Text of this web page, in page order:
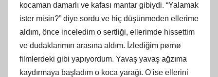
kocaman damarlı ve kafası mantar gibiydi. “Yalamak
ister misin?” diye sordu ve hiç düşünmeden ellerime
aldım, önce inceledim o sertliği, ellerimde hissettim
ve dudaklarımın arasına aldım. İzlediğim pørnø
filmlerdeki gibi yapıyordum. Yavaş yavaş ağzıma
kaydırmaya başladım o koca yarağı. O ise ellerini